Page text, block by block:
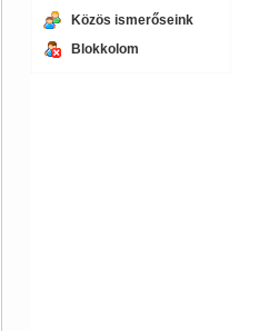
Közös ismerőseink
Blokkolom